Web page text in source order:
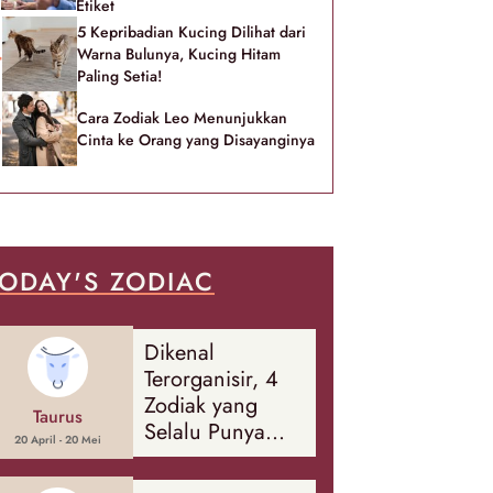
Etiket
5 Kepribadian Kucing Dilihat dari
Warna Bulunya, Kucing Hitam
Paling Setia!
Cara Zodiak Leo Menunjukkan
Cinta ke Orang yang Disayanginya
ZODIAC
Taurus
20 April - 20 Mei
Dikenal
Terorganisir, 4
Zodiak yang
Selalu Punya
Rencana
Cadangan Soal